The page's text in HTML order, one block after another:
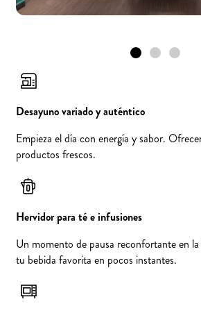
Desayuno variado y auténtico
Empieza el día con energía y sabor.
productos frescos.
Hervidor para té e infusiones
Un momento de pausa reconfortante en
tu bebida favorita en pocos instantes.